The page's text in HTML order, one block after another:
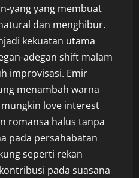
yang yang membuat
dan menghibur.
kekuatan utama
adegan shift malam
improvisasi. Emir
menambah warna
love interest
romansa halus tanpa
pada persahabatan
seperti rekan
pada suasana